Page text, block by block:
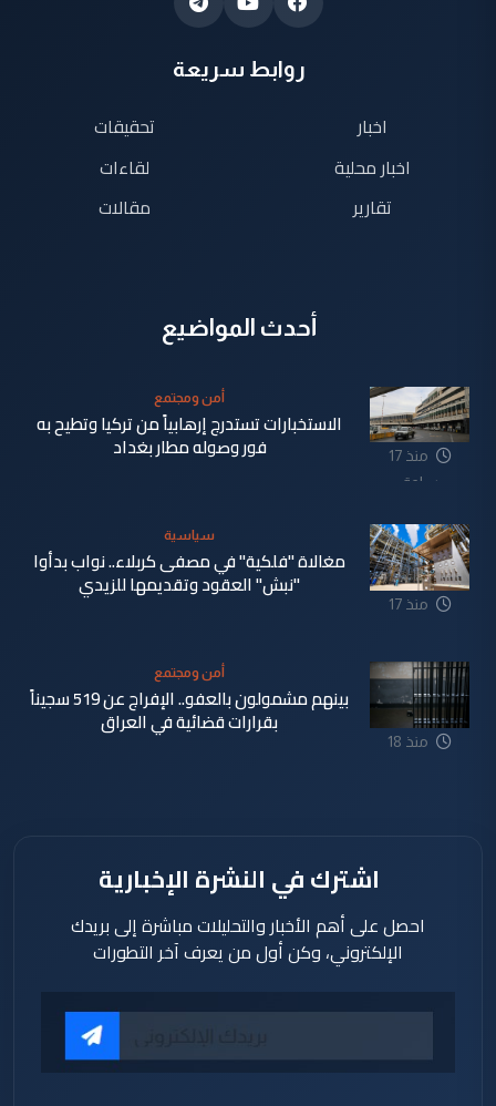
روابط سريعة
اخبار
اخبار محلية
تقارير
تحقيقات
لقاءات
مقالات
أحدث المواضيع
منذ 17
ساعة
أمن ومجتمع
الاستخبارات تستدرج إرهابياً من تركيا وتطيح به
فور وصوله مطار بغداد
منذ 17
سياسية
مغالاة "فلكية" في مصفى كربلاء.. نواب بدأوا
"نبش" العقود وتقديمها للزيدي
منذ 18
أمن ومجتمع
بينهم مشمولون بالعفو.. الإفراج عن 519 سجيناً
بقرارات قضائية في العراق
اشترك في النشرة الإخبارية
احصل على أهم الأخبار والتحليلات مباشرة إلى بريدك
الإلكتروني، وكن أول من يعرف آخر التطورات